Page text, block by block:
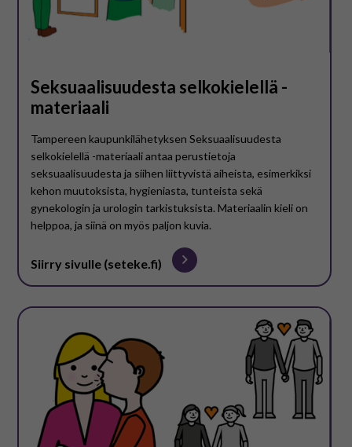
Seksuaalisuudesta selkokielellä -
materiaali
Tampereen kaupunkilähetyksen Seksuaalisuudesta
selkokielellä -materiaali antaa perustietoja
seksuaalisuudesta ja siihen liittyvistä aiheista, esimerkiksi
kehon muutoksista, hygieniasta, tunteista sekä
gynekologin ja urologin tarkistuksista. Materiaalin kieli on
helppoa, ja siinä on myös paljon kuvia.
Siirry sivulle (seteke.fi)